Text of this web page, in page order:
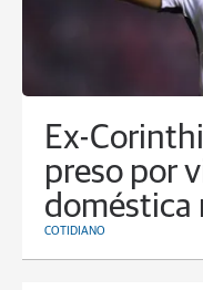
Ex-
preso por
doméstica
COTIDIANO